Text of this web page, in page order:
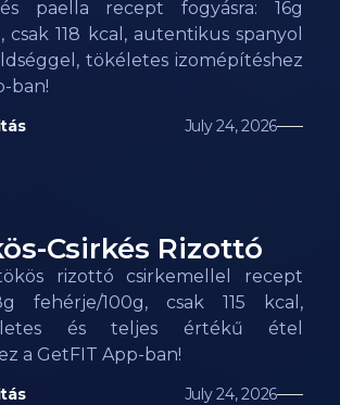
paella recept fogyásra: 16g
csak 118 kcal, autentikus spanyol
tökéletes izomépítéshez
ban!
July 24, 2026
Csirkés Rizottó
rizottó csirkemellel recept
fehérje/100g, csak 115 kcal,
és teljes értékű étel
a GetFIT App-ban!
July 24, 2026